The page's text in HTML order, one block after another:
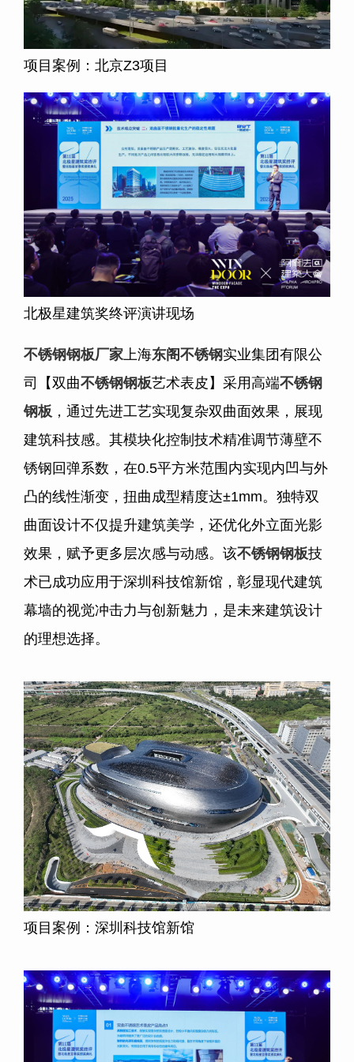
项目案例：北京Z3项目
北极星建筑奖终评演讲现场
不锈钢钢板厂家 上海东阁不锈钢实业集团有限公
司【双曲不锈钢钢板艺术表皮】采用高端不锈钢
钢板 ，通过先进工艺实现复杂双曲面效果，展现
建筑科技感。其模块化控制技术精准调节薄壁不
锈钢回弹系数，在0.5平方米范围内实现内凹与外
凸的线性渐变，扭曲成型精度达±1mm。独特双
曲面设计不仅提升建筑美学，还优化外立面光影
效果，赋予更多层次感与动感。该不锈钢钢板技
术已成功应用于深圳科技馆新馆，彰显现代建筑
幕墙的视觉冲击力与创新魅力，是未来建筑设计
的理想选择。
项目案例：深圳科技馆新馆